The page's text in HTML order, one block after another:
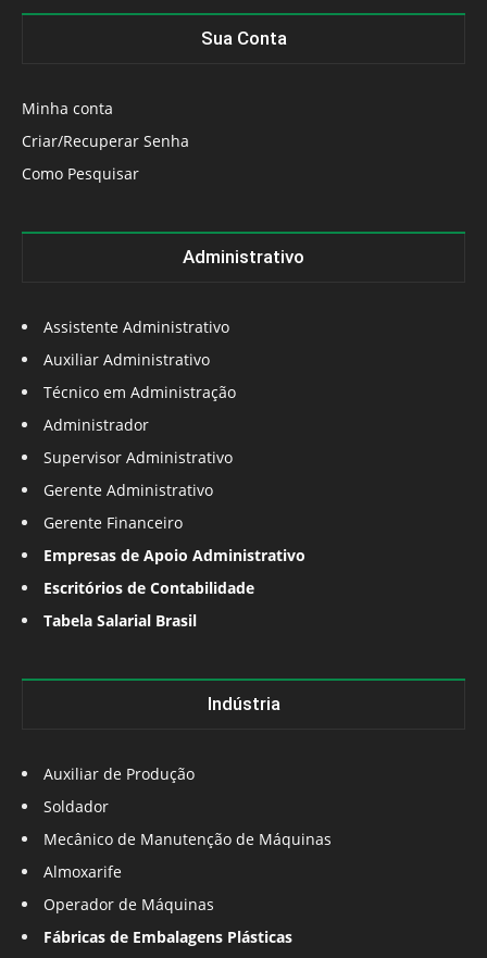
Sua Conta
Minha conta
Criar/Recuperar Senha
Como Pesquisar
Administrativo
Assistente Administrativo
Auxiliar Administrativo
Técnico em Administração
Administrador
Supervisor Administrativo
Gerente Administrativo
Gerente Financeiro
Empresas de Apoio Administrativo
Escritórios de Contabilidade
Tabela Salarial Brasil
Indústria
Auxiliar de Produção
Soldador
Mecânico de Manutenção de Máquinas
Almoxarife
Operador de Máquinas
Fábricas de Embalagens Plásticas